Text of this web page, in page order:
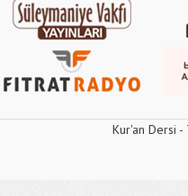
Kur'an Dersi -